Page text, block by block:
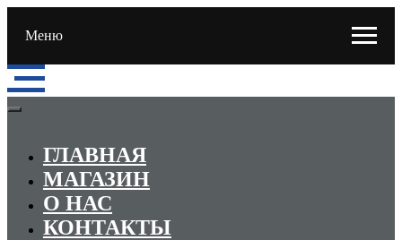
Меню
ГЛАВНАЯ
МАГАЗИН
О НАС
КОНТАКТЫ